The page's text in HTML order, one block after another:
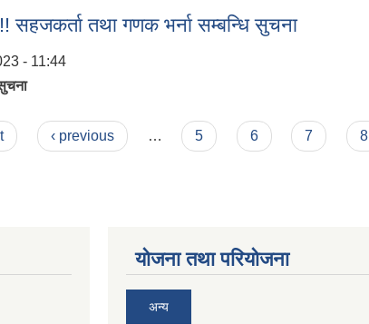
तथा गणक भर्ना सम्बन्धि सुचना
- 11:44
‹ previous … 5 6 7 8
योजना तथा परियोजना
अन्य